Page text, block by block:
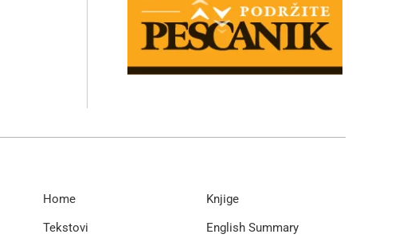
Home
Tekstovi
Knjige
English Summary